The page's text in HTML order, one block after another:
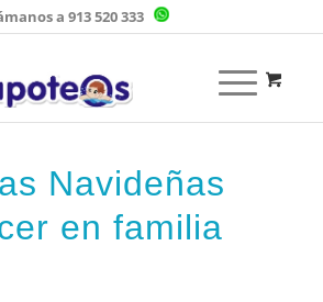
a 913 520 333
Navideñas
en familia